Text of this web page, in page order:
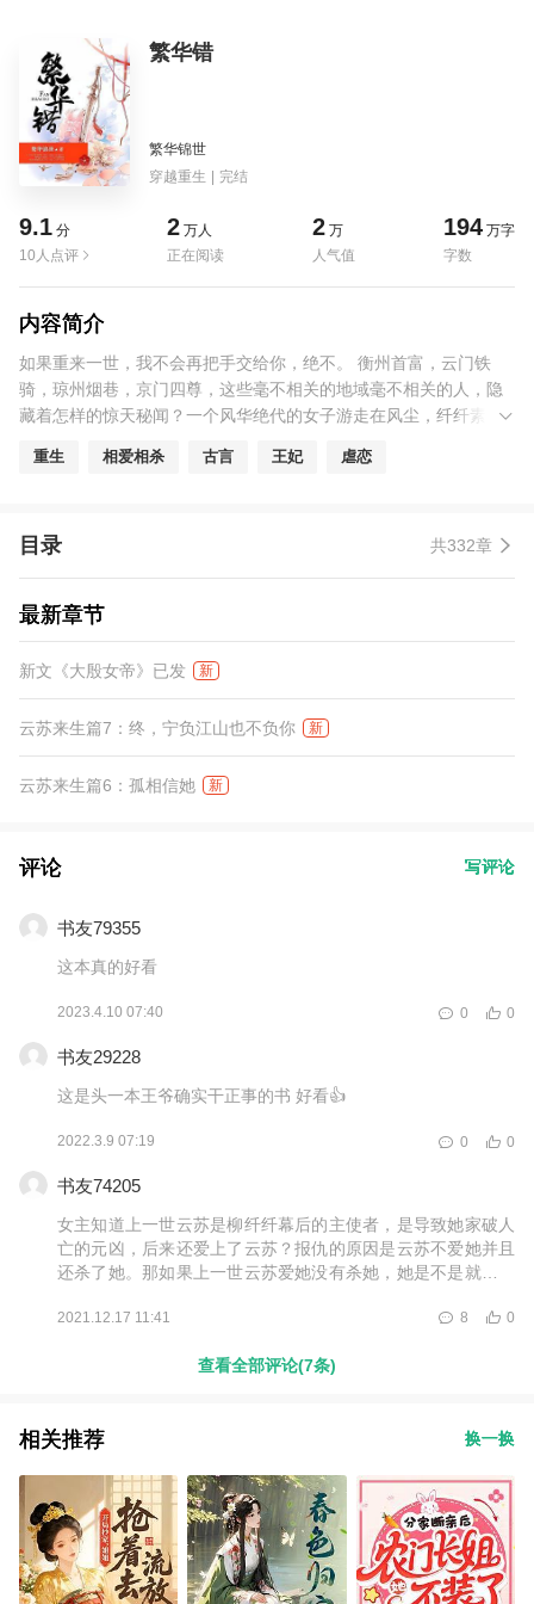
繁华错
繁华锦世
穿越重生 | 完结
9.1 分
10人点评
2 万人
正在阅读
2 万
人气值
194 万字
字数
内容简介
如果重来一世，我不会再把手交给你，绝不。 衡州首富，云门铁
骑，琼州烟巷，京门四尊，这些毫不相关的地域毫不相关的人，隐
藏着怎样的惊天秘闻？一个风华绝代的女子游走在风尘，纤纤素
何，那个血溅三尺的女子睁开了眼，乱世风云里，谁的命数在改
她抽刀挥剑自戳心窝，一字一句：“我宋繁花此生誓死都不会再爱上
让本王的子嗣有个三长两短，本王让整个宋氏陪葬。” 她与他，前世
纠缠，今生相杀，却终究是……两败俱伤。
重生 相爱相杀 古言 王妃 虐恋
目录 共332章
最新章节
新文《大殷女帝》已发 新
云苏来生篇7：终，宁负江山也不负你 新
云苏来生篇6：孤相信她 新
评论 写评论
书友79355
这本真的好看
2023.4.10 07:40 0
0
书友29228
这是头一本王爷确实干正事的书 好看👍
2022.3.9 07:19 0
0
书友74205
女主知道上一世云苏是柳纤纤幕后的主使者，是导致她家破人
亡的元凶，后来还爱上了云苏？报仇的原因是云苏不爱她并且
还杀了她。那如果上一世云苏爱她没有杀她，她是不是就开开
如果不是有女主光环早就被杀几百次了。
2021.12.17 11:41 0
8
查看全部评论(7条)
相关推荐 换一换